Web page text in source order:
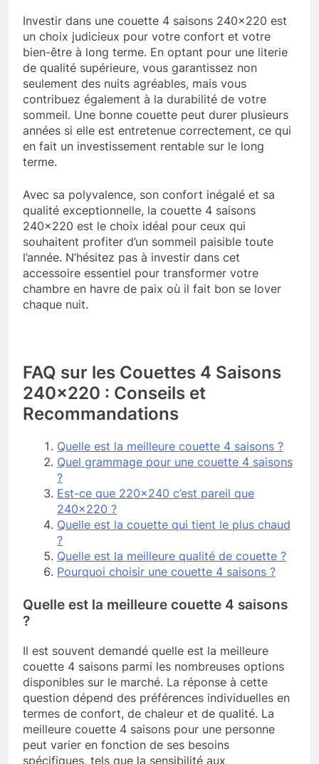
Investir dans une couette 4 saisons 240×220 est
un choix judicieux pour votre confort et votre
bien-être à long terme. En optant pour une literie
de qualité supérieure, vous garantissez non
seulement des nuits agréables, mais vous
contribuez également à la durabilité de votre
sommeil. Une bonne couette peut durer plusieurs
années si elle est entretenue correctement, ce qui
en fait un investissement rentable sur le long
terme.
Avec sa polyvalence, son confort inégalé et sa
qualité exceptionnelle, la couette 4 saisons
240×220 est le choix idéal pour ceux qui
souhaitent profiter d’un sommeil paisible toute
l’année. N’hésitez pas à investir dans cet
accessoire essentiel pour transformer votre
chambre en havre de paix où il fait bon se lover
chaque nuit.
FAQ sur les Couettes 4 Saisons
240×220 : Conseils et
Recommandations
Quelle est la meilleure couette 4 saisons ?
Quel grammage pour une couette 4 saisons
?
Est-ce que 220×240 c’est pareil que
240×220 ?
Quelle est la couette qui tient le plus chaud
?
Quelle est la meilleure qualité de couette ?
Pourquoi choisir une couette 4 saisons ?
Quelle est la meilleure couette 4 saisons
?
Il est souvent demandé quelle est la meilleure
couette 4 saisons parmi les nombreuses options
disponibles sur le marché. La réponse à cette
question dépend des préférences individuelles en
termes de confort, de chaleur et de qualité. La
meilleure couette 4 saisons pour une personne
peut varier en fonction de ses besoins
spécifiques, tels que la sensibilité aux